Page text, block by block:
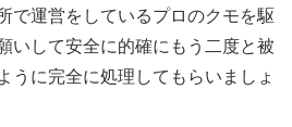
で運営をしているプロのクモを駆
いして安全に的確にもう二度と被
うに完全に処理してもらいましょ